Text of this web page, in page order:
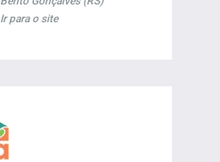
Ir para o site